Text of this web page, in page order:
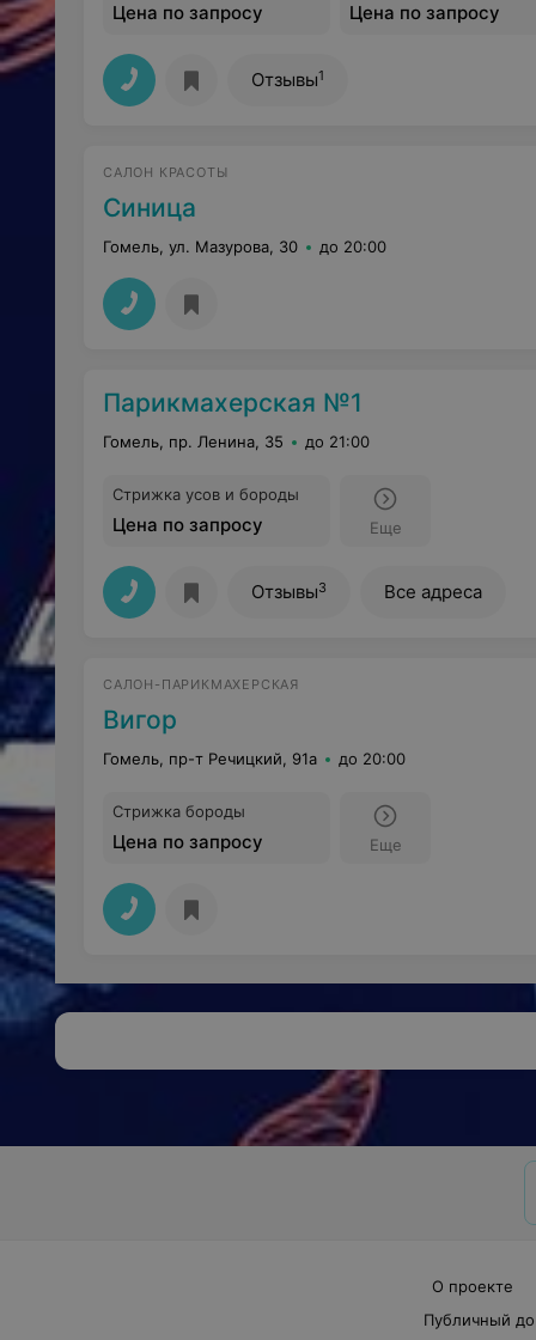
Цена по запросу Цена по запросу
Отзывы1
САЛОН КРАСОТЫ
Синица
Гомель, ул. Мазурова, 30 до 20:00
Парикмахерская №1
Гомель, пр. Ленина, 35 до 21:00
Стрижка усов и бороды
Цена по запросу Еще
Отзывы3 Все адреса
САЛОН-ПАРИКМАХЕРСКАЯ
Вигор
Гомель, пр-т Речицкий, 91а до 20:00
Стрижка бороды
Цена по запросу Еще
О проекте
Публичный